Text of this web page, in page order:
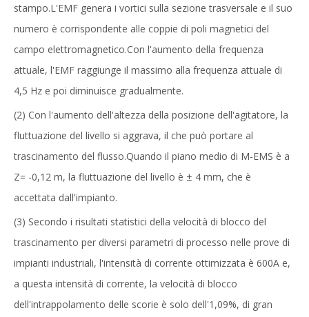
stampo.L'EMF genera i vortici sulla sezione trasversale e il suo
numero è corrispondente alle coppie di poli magnetici del
campo elettromagnetico.Con l'aumento della frequenza
attuale, l'EMF raggiunge il massimo alla frequenza attuale di
4,5 Hz e poi diminuisce gradualmente.
(2) Con l'aumento dell'altezza della posizione dell'agitatore, la
fluttuazione del livello si aggrava, il che può portare al
trascinamento del flusso.Quando il piano medio di M-EMS è a
Z= -0,12 m, la fluttuazione del livello è ± 4 mm, che è
accettata dall'impianto.
(3) Secondo i risultati statistici della velocità di blocco del
trascinamento per diversi parametri di processo nelle prove di
impianti industriali, l'intensità di corrente ottimizzata è 600A e,
a questa intensità di corrente, la velocità di blocco
dell'intrappolamento delle scorie è solo dell'1,09%, di gran